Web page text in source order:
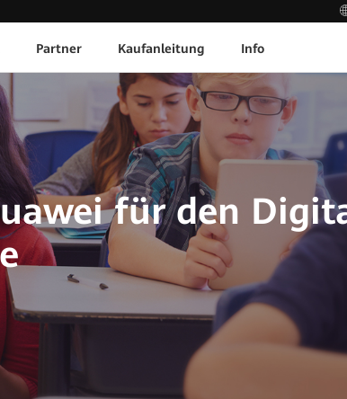
Partner Kaufanleitung Info
für den